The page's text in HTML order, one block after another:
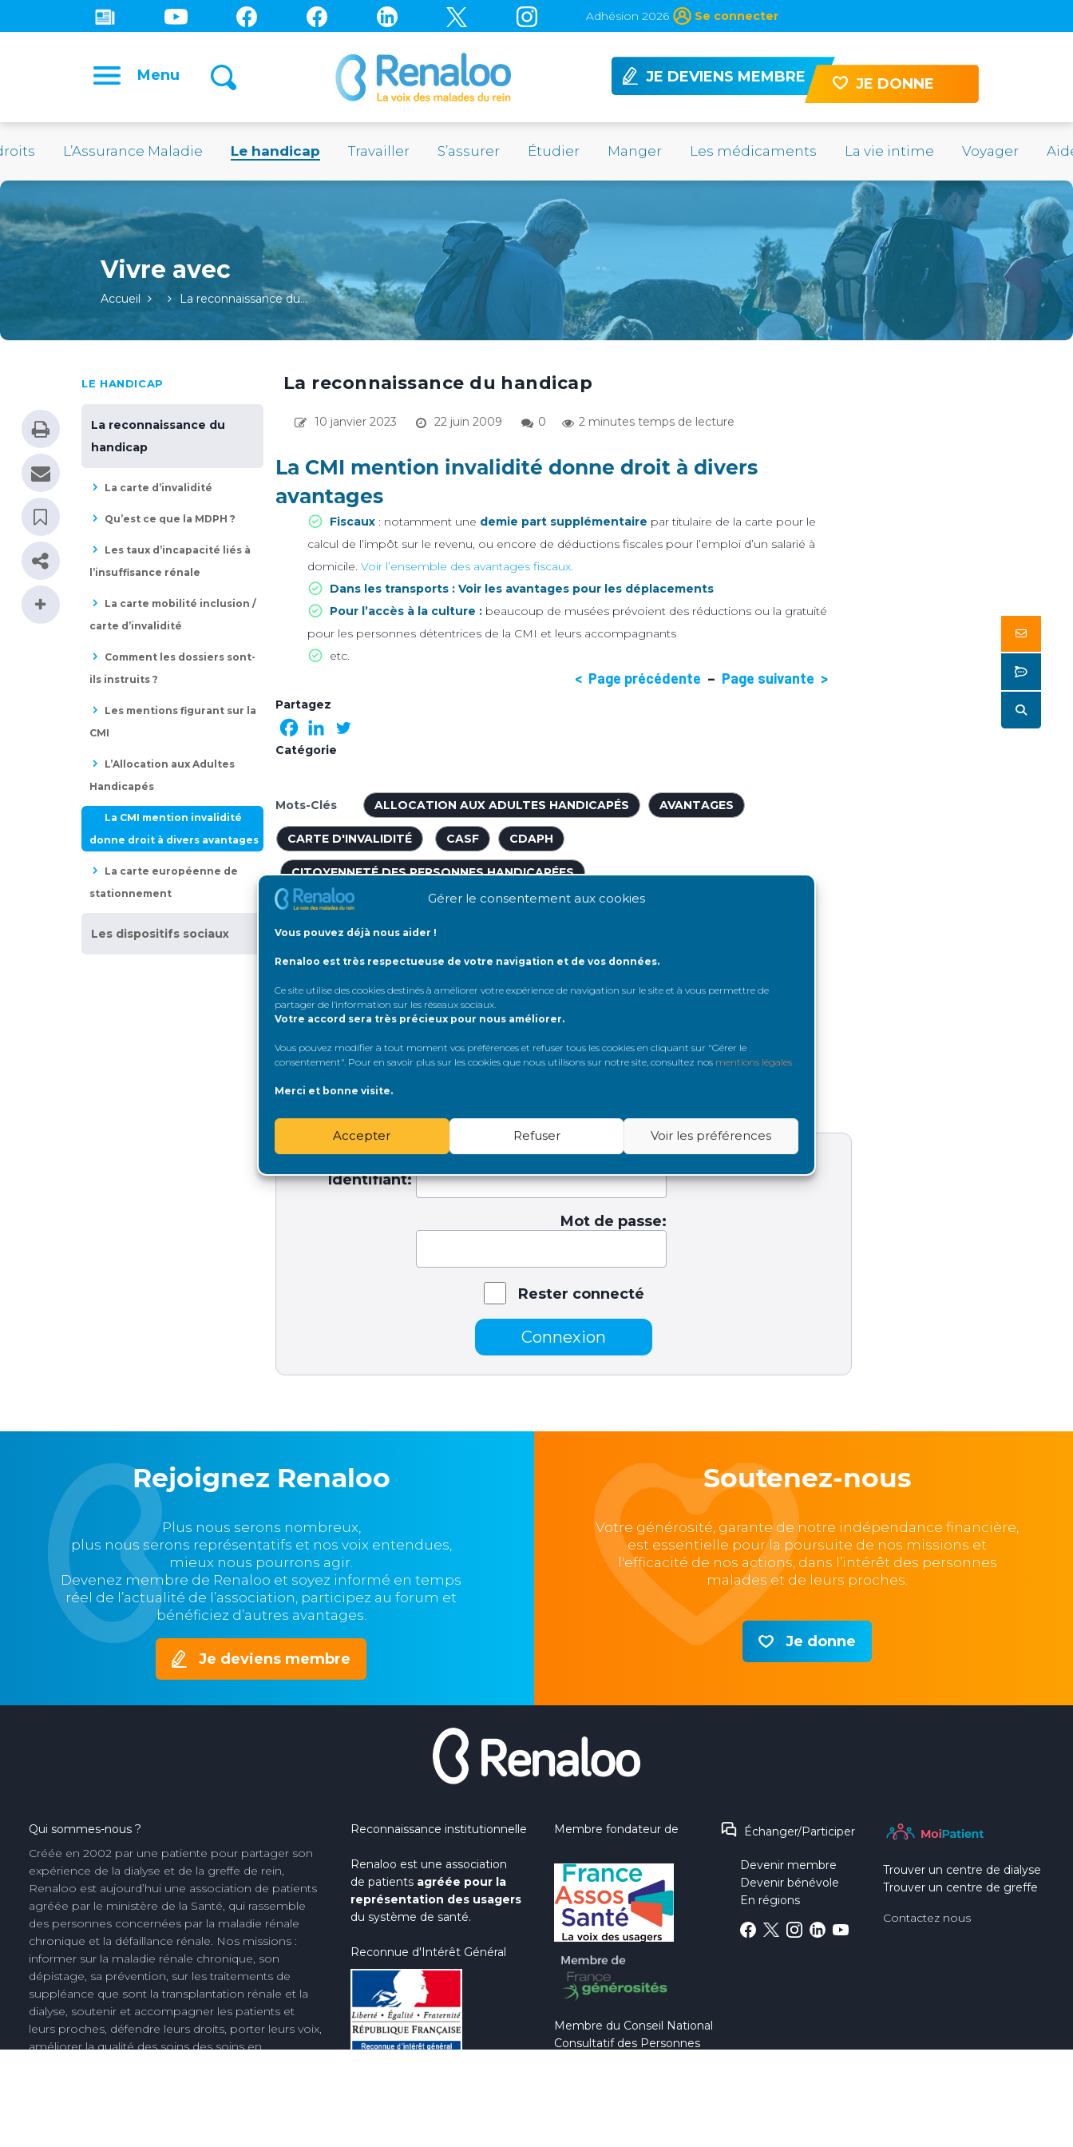
Gérer le consentement aux cookies
Vous pouvez déjà nous aider !
Renaloo est très respectueuse de votre navigation et de vos données.
Ce site utilise des cookies destinés à améliorer votre expérience de navigation sur le site et à vous permettre de
partager de l’information sur les réseaux sociaux
Votre accord sera très précieux pour nous améliorer.
Vous pouvez modifier à tout moment vos préférences et refuser tous les cookies en cliquant sur "Gérer le
consentement". Pour en savoir plus sur les cookies que nous utilisons sur notre site, consultez nos mentions légales
Merci et bonne visite.
Accepter Refuser Voir les préférences
Adhésion 2026 Se connecter
Menu JE DEVIENS MEMBRE JE DONNE
L’Assurance Maladie Le handicap Travailler S’assurer Étudier Manger Les médicaments La vie intime Voyager
Accueil La reconnaissance du…
LE HANDICAP
La reconnaissance du
handicap
La carte d’invalidité
Qu’est ce que la MDPH ?
Les taux d’incapacité liés à
l’insuffisance rénale
La carte mobilité inclusion /
carte d’invalidité
Comment les dossiers sont-
ils instruits ?
Les mentions figurant sur la
CMI
L’Allocation aux Adultes
Handicapés
La CMI mention invalidité
donne droit à divers avantages
La carte européenne de
stationnement
Les dispositifs sociaux
La reconnaissance du handicap
10 janvier 2023 22 juin 2009 0 2 minutes temps de lecture
La CMI mention invalidité donne droit à divers
avantages
Fiscaux : notamment une demie part supplémentaire par titulaire de la carte pour le
calcul de l’impôt sur le revenu, ou encore de déductions fiscales pour l’emploi d’un salarié à
domicile. Voir l’ensemble des avantages fiscaux.
Dans les transports : Voir les avantages pour les déplacements
Pour l’accès à la culture : beaucoup de musées prévoient des réductions ou la gratuité
pour les personnes détentrices de la CMI et leurs accompagnants
etc.
< Page précédente – Page suivante >
Partagez
Catégorie
Mots-Clés ALLOCATION AUX ADULTES HANDICAPÉS AVANTAGES
CARTE D'INVALIDITÉ CASF CDAPH
CITOYENNETÉ DES PERSONNES HANDICAPÉES
COMMISSION DES DROITS ET DE L’AUTONOMIE DES PERSONNES HANDICAPÉES
COTOREP DÉCRET
MAISON DÉPARTEMENTALE DES PERSONNES HANDICAPÉES
Identifiant:
Mot de passe:
Rester connecté
Connexion
Rejoignez Renaloo
Plus nous serons nombreux,
plus nous serons représentatifs et nos voix entendues,
mieux nous pourrons agir.
Devenez membre de Renaloo et soyez informé en temps
réel de l’actualité de l’association, participez au forum et
bénéficiez d’autres avantages.
Je deviens membre
Soutenez-nous
Votre générosité, garante de notre indépendance financière,
est essentielle pour la poursuite de nos missions et
l'efficacité de nos actions, dans l’intérêt des personnes
malades et de leurs proches.
Je donne
Qui sommes-nous ?
Créée en 2002 par une patiente pour partager son
expérience de la dialyse et de la greffe de rein,
Renaloo est aujourd’hui une association de patients
agréée par le ministère de la Santé, qui rassemble
des personnes concernées par la maladie rénale
chronique et la défaillance rénale. Nos missions :
informer sur la maladie rénale chronique, son
dépistage, sa prévention, sur les traitements de
suppléance que sont la transplantation rénale et la
dialyse, soutenir et accompagner les patients et
leurs proches, défendre leurs droits, porter leurs voix,
améliorer la qualité des soins des soins en
Reconnaissance institutionnelle
Renaloo est une association
de patients agréée pour la
représentation des usagers
du système de santé.
Reconnue d'Intérêt Général
Membre fondateur de
Membre du Conseil National
Consultatif des Personnes
Échanger/Participer
Devenir membre
Devenir bénévole
En régions
Trouver un centre de dialyse
Trouver un centre de greffe
Contactez nous